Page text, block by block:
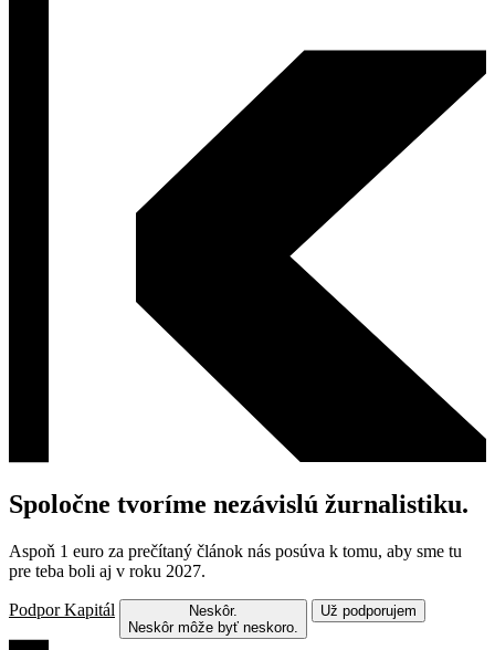
Spoločne tvoríme nezávislú žurnalistiku.
Aspoň 1 euro za prečítaný článok nás posúva k tomu, aby sme tu
pre teba boli aj v roku 2027.
Podpor Kapitál
Neskôr.
Neskôr môže byť neskoro.
Už podporujem